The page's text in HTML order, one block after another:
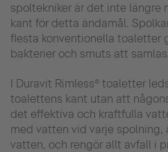
spoltekniker är det inte längre
kant för detta ändamål.
flesta konventionella toaletter
bakterier och smuts att samlas.
I Duravit Rimless® toaletter
toalettens kant utan att
det effektiva och kraftfulla
med vatten vid varje spolning,
vatten, och rengör allt avfall i